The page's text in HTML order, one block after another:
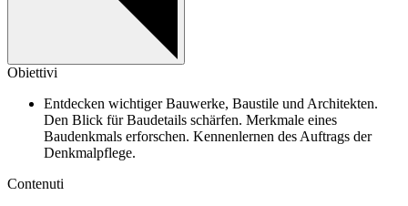
Obiettivi
Entdecken wichtiger Bauwerke, Baustile und Architekten.
Den Blick für Baudetails schärfen. Merkmale eines
Baudenkmals erforschen. Kennenlernen des Auftrags der
Denkmalpflege.
Contenuti